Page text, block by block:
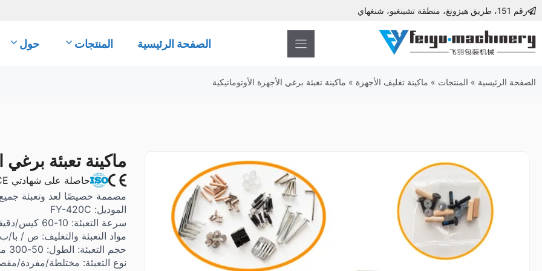
انتقل
المحتوى
رقم 151، طريق هيزونغ، منطقة تشينغبو، شنغهاي
الصفحة الرئيسية المنتجات حول
الصفحة الرئيسية » المنتجات » ماكينة تغليف الأجهزة » ماكينة تعبئة برغي الأجهزة الأوتوماتيكية
ماكينة تعبئة برغي
حاصلة على شهادتي CE و ISO 9001
مصممة خصيصًا لعد وتعبئة جميع
الموديل: FY-420C
سرعة التعبئة: 10-60 كيس/دقيقة
مواد التعبئة والتغليف: ص
حجم التعبئة: الطول: 50-300 مم، العرض: 50-200 مم
نوع التعبئة: مختلطة/مفردة/